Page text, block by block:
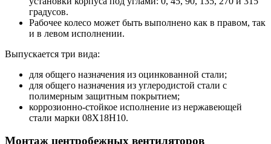
градусов.
Рабочее колесо может быть выполнено как в правом, так
и в левом исполнении.
Выпускается три вида:
для общего назначения из оцинкованной стали;
для общего назначения из углеродистой стали с
полимерным защитным покрытием;
коррозионно-стойкое исполнение из нержавеющей
стали марки 08Х18Н10.
Монтаж центробежных вентиляторов